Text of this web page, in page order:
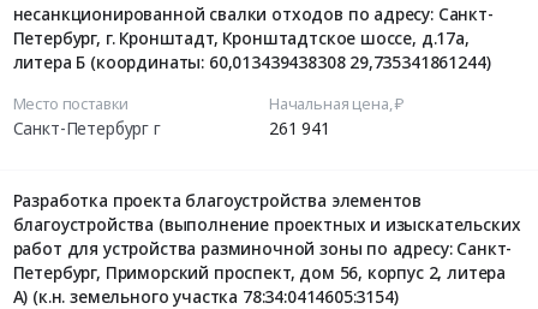
несанкционированной свалки отходов по адресу: Санкт-
Петербург, г. Кронштадт, Кронштадтское шоссе, д.17а,
литера Б (координаты: 60,013439438308 29,735341861244)
Место поставки
Санкт-Петербург г
Начальная цена, ₽
261 941
Разработка проекта благоустройства элементов
благоустройства (выполнение проектных и изыскательских
работ для устройства разминочной зоны по адресу: Санкт-
Петербург, Приморский проспект, дом 56, корпус 2, литера
А) (к.н. земельного участка 78:34:0414605:3154)